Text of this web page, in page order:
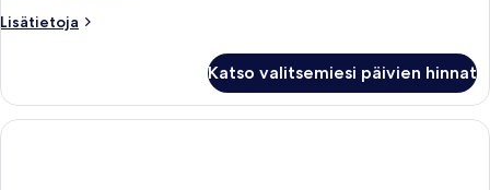
kuvat
Lisätietoja
Lisätietoja
huone
(3
adults)
Katso valitsemiesi päivien hinnat